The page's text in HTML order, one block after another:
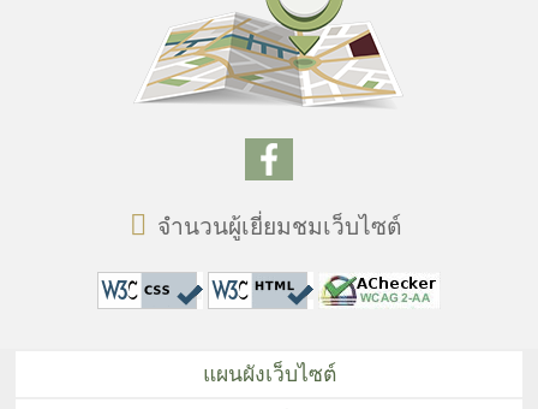
จำนวนผู้เยี่ยมชมเว็บไซต์
แผนผังเว็บไซต์